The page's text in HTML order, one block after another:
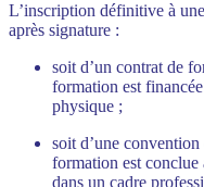
L’inscription définitive à
après signature :
soit d’un contrat de
formation est
physique ;
soit d’une
formation est conclue
dans un cadre